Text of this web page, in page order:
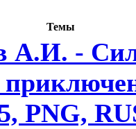
Темы
А.И. -
PNG,